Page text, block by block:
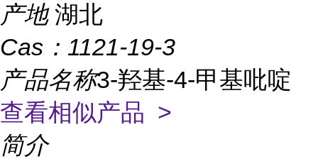
产地 湖北
Cas： 1121-19-3
产品名称3-羟基-4-甲基吡啶
查看相似产品 >
简介